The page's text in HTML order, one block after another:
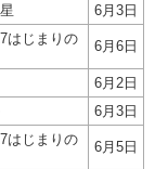
6月3日
はじまりの
6月6日
6月2日
6月3日
はじまりの
6月5日